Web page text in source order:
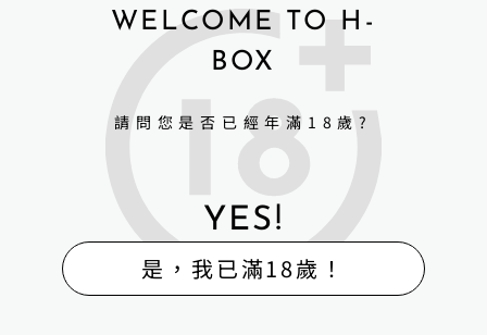
WELCOME TO H-
BOX
請問您是否已經年滿18歲?
YES!
是，我已滿18歲！